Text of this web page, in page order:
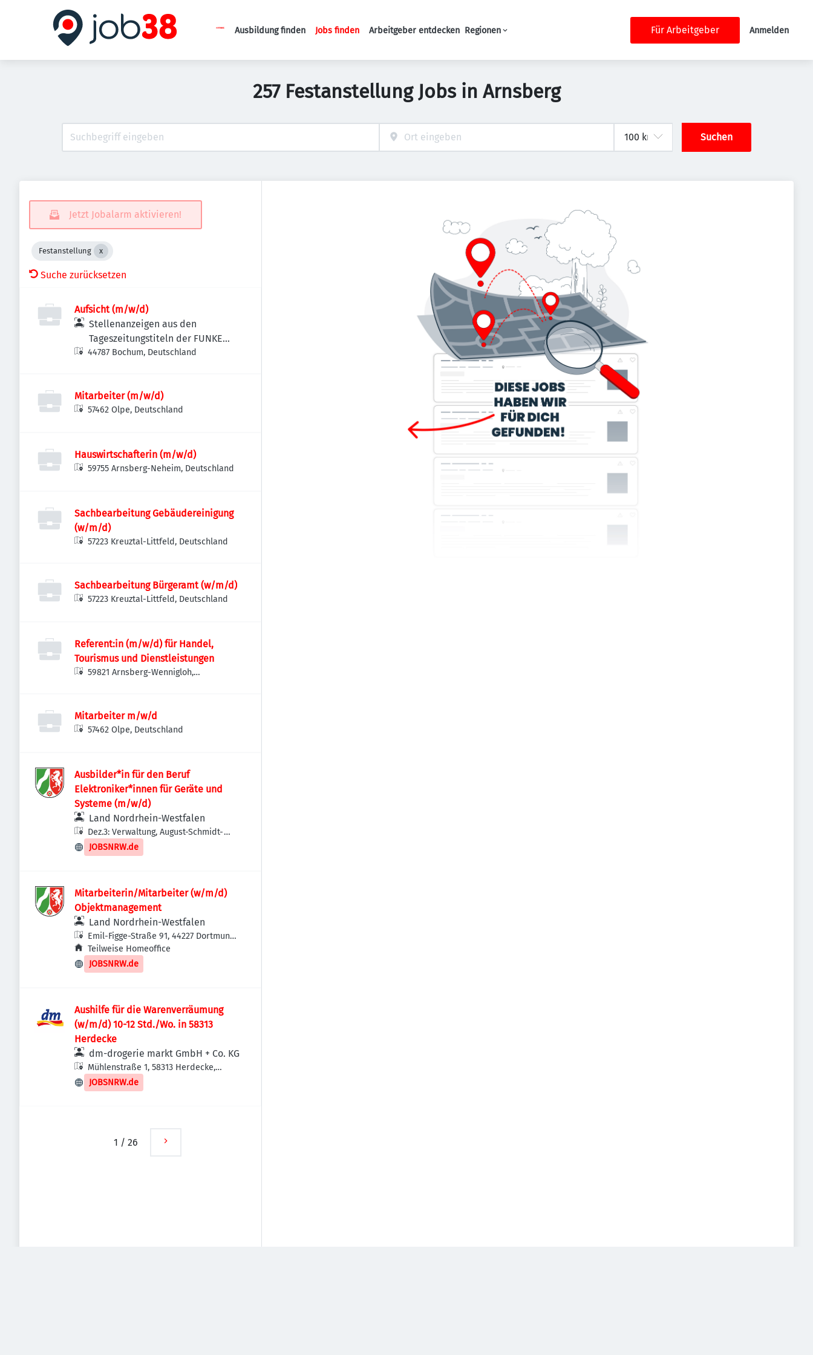
Haupt-Navigation
Ausbildung finden Jobs finden Arbeitgeber entdecken Regionen Für Arbeitgeber Anmelden
257 Festanstellung Jobs in Arnsberg
Suchen
Jetzt Jobalarm aktivieren!
Festanstellung
Suche zurücksetzen
Aufsicht (m/w/d)
Stellenanzeigen aus den
Tageszeitungstiteln der FUNKE
MEDIEN NRW
44787 Bochum, Deutschland
Mitarbeiter (m/w/d)
57462 Olpe, Deutschland
Hauswirtschafterin (m/w/d)
59755 Arnsberg-Neheim, Deutschland
Sachbearbeitung Gebäudereinigung
(w/m/d)
57223 Kreuztal-Littfeld, Deutschland
Sachbearbeitung Bürgeramt (w/m/d)
57223 Kreuztal-Littfeld, Deutschland
Referent:in (m/w/d) für Handel,
Tourismus und Dienstleistungen
59821 Arnsberg-Wennigloh,
Mitarbeiter m/w/d
57462 Olpe, Deutschland
Ausbilder*in für den Beruf
Elektroniker*innen für Geräte und
Systeme (m/w/d)
Land Nordrhein-Westfalen
Dez.3: Verwaltung, August-Schmidt-
Straße 1, 44227 Dortmund, Deutschland
JOBSNRW.de
Mitarbeiterin/Mitarbeiter (w/m/d)
Objektmanagement
Land Nordrhein-Westfalen
Emil-Figge-Straße 91, 44227 Dortmund,
Deutschland
Teilweise Homeoffice
JOBSNRW.de
Aushilfe für die Warenverräumung
(w/m/d) 10-12 Std./Wo. in 58313
Herdecke
dm-drogerie markt GmbH + Co. KG
Mühlenstraße 1, 58313 Herdecke,
Deutschland
JOBSNRW.de
1 / 26